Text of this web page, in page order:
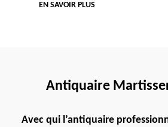
EN SAVOIR PLUS
Antiquaire
Avec qui l’antiquaire